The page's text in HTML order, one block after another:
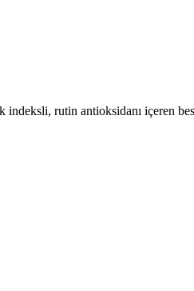
rutin antioksidanı içeren